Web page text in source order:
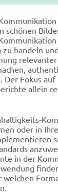
schönen
handeln
Der Fokus auf
allein
oder in
in der